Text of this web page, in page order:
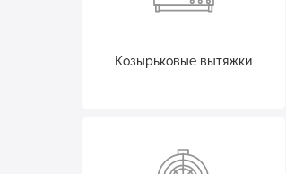
Козырьковые вытяжки